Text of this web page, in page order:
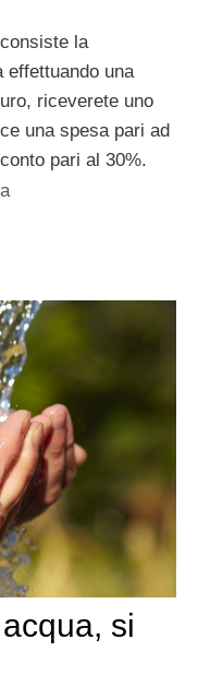
la
effettuando una
riceverete uno
una spesa pari ad
pari al 30%.
si